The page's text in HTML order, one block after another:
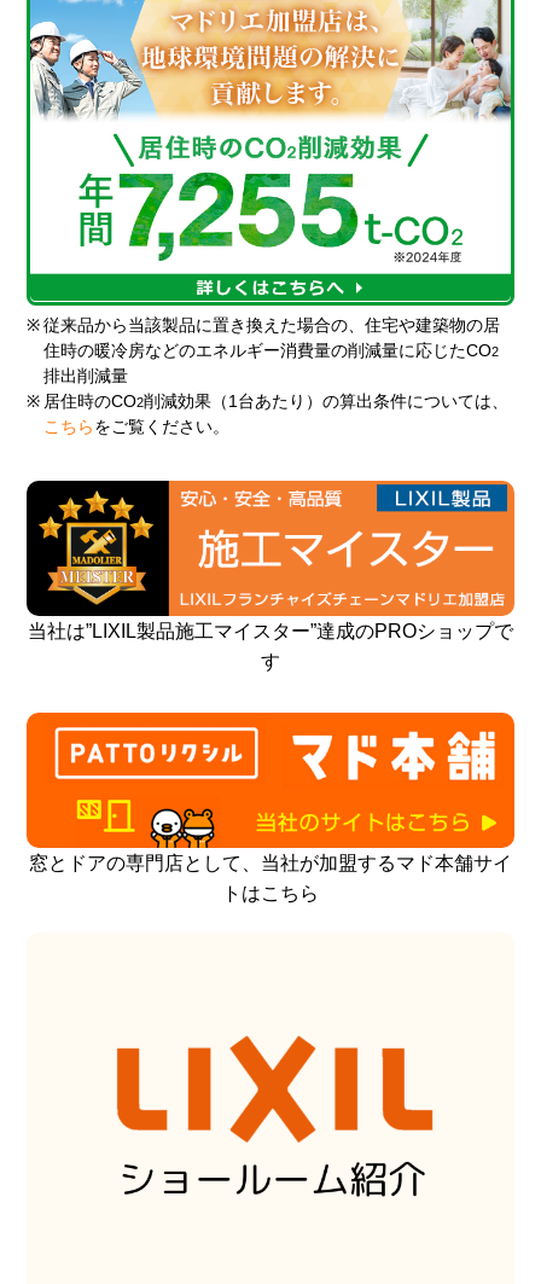
※ 従来品から当該製品に置き換えた場合の、住宅や建築物の居
住時の暖冷房などのエネルギー消費量の削減量に応じたCO2
排出削減量
※ 居住時のCO2削減効果（1台あたり）の算出条件については、
こちら をご覧ください。
当社は”LIXIL製品施工マイスター”達成のPROショップで
す
窓とドアの専門店として、当社が加盟するマド本舗サイ
トはこちら